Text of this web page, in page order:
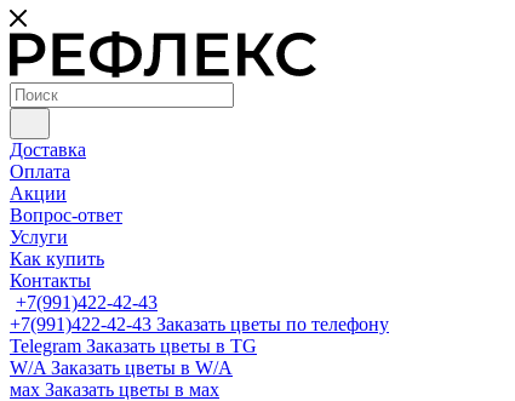
Доставка
Оплата
Акции
Вопрос-ответ
Услуги
Как купить
Контакты
+7(991)422-42-43
+7(991)422-42-43 Заказать цветы по телефону
Telegram Заказать цветы в TG
W/A Заказать цветы в W/A
мах Заказать цветы в мах